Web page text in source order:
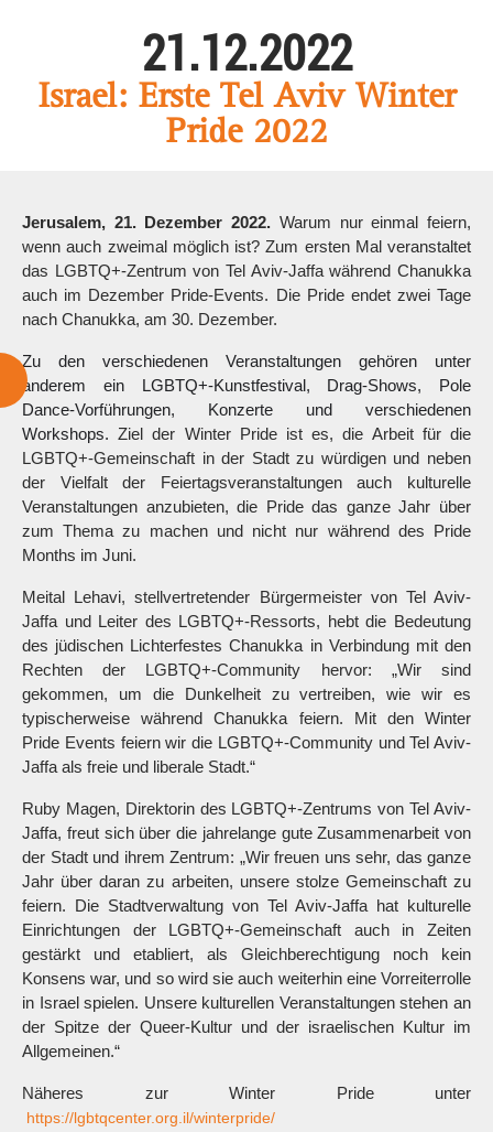
21.12.2022
Israel: Erste Tel Aviv Winter
Pride 2022
Jerusalem, 21. Dezember 2022. Warum nur einmal feiern,
wenn auch zweimal möglich ist? Zum ersten Mal veranstaltet
das LGBTQ+-Zentrum von Tel Aviv-Jaffa während Chanukka
auch im Dezember Pride-Events. Die Pride endet zwei Tage
nach Chanukka, am 30. Dezember.
Zu den verschiedenen Veranstaltungen gehören unter
anderem ein LGBTQ+-Kunstfestival, Drag-Shows, Pole
Dance-Vorführungen, Konzerte und verschiedenen
Workshops.Ziel der Winter Pride ist es, die Arbeit für die
LGBTQ+-Gemeinschaft in der Stadt zu würdigen und neben
der Vielfalt der Feiertagsveranstaltungen auch kulturelle
Veranstaltungen anzubieten, die Pride das ganze Jahr über
zum Thema zu machen und nicht nur während des Pride
Months im Juni.
Meital Lehavi, stellvertretender Bürgermeister von Tel Aviv-
Jaffa und Leiter des LGBTQ+-Ressorts, hebt die Bedeutung
des jüdischen Lichterfestes Chanukka in Verbindung mit den
Rechten der LGBTQ+-Community hervor: „Wir sind
gekommen, um die Dunkelheit zu vertreiben, wie wir es
typischerweise während Chanukka feiern. Mit den Winter
Pride Events feiern wir die LGBTQ+-Community und Tel Aviv-
Jaffa als freie und liberale Stadt.“
Ruby Magen, Direktorin des LGBTQ+-Zentrums von Tel Aviv-
Jaffa, freut sich über die jahrelange gute Zusammenarbeit von
der Stadt und ihrem Zentrum: „Wir freuen uns sehr, das ganze
Jahr über daran zu arbeiten, unsere stolze Gemeinschaft zu
feiern. Die Stadtverwaltung von Tel Aviv-Jaffa hat kulturelle
Einrichtungen der LGBTQ+-Gemeinschaft auch in Zeiten
gestärkt und etabliert, als Gleichberechtigung noch kein
Konsens war, und so wird sie auch weiterhin eine Vorreiterrolle
in Israel spielen. Unsere kulturellen Veranstaltungen stehen an
der Spitze der Queer-Kultur und der israelischen Kultur im
Allgemeinen.“
Näheres zur Winter Pride unter
https://lgbtqcenter.org.il/winterpride/